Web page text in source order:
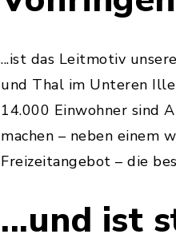
...ist das Leitmotiv
und Thal im Unteren
14.000 Einwohner sind
machen – neben einem
Freizeitangebot – die
...und ist